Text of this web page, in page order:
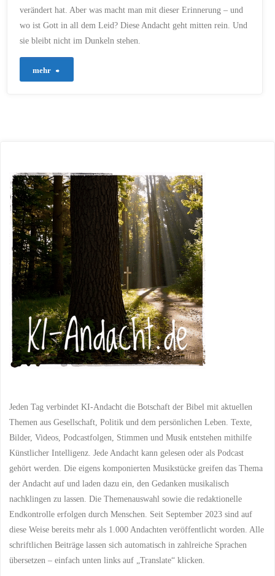
verändert hat. Aber was macht man mit dieser Erinnerung – und
wo ist Gott in all dem Leid? Diese Andacht geht mitten rein. Und
sie bleibt nicht im Dunkeln stehen.
mehr
sicher
scheint"
Jeden Tag verbindet KI-Andacht die Botschaft der Bibel mit aktuellen
Themen aus Gesellschaft, Politik und dem persönlichen Leben. Texte,
Bilder, Videos, Podcastfolgen, Stimmen und Musik entstehen mithilfe
Künstlicher Intelligenz. Jede Andacht kann gelesen oder als Podcast
gehört werden. Die eigens komponierten Musikstücke greifen das Thema
der Andacht auf und laden dazu ein, den Gedanken musikalisch
nachklingen zu lassen. Die Themenauswahl sowie die redaktionelle
Endkontrolle erfolgen durch Menschen. Seit September 2023 sind auf
diese Weise bereits mehr als 1.000 Andachten veröffentlicht worden. Alle
schriftlichen Beiträge lassen sich automatisch in zahlreiche Sprachen
übersetzen – einfach unten links auf „Translate“ klicken.